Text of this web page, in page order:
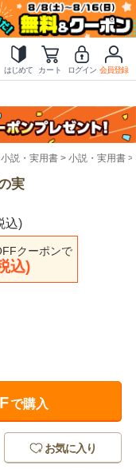
はじめて カート ログイン 会員登録
小説・実用書 小説・実用書
実
込)
クーポンで
込)
で購入
お気に入り